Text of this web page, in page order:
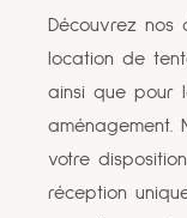
Découvrez nos
location de
ainsi que pour
aménagement.
votre
réception